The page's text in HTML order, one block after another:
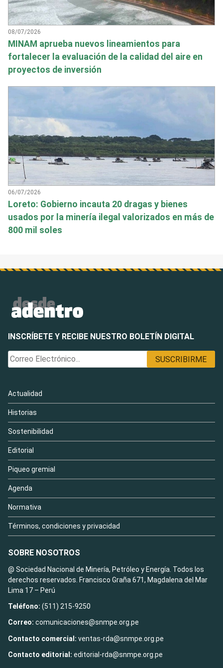
08/07/2026
MINAM aprueba nuevos lineamientos para
fortalecer la evaluación de la calidad del aire en
proyectos de inversión
06/07/2026
Loreto: Gobierno incauta 20 dragas y bienes
usados por la minería ilegal valorizados en más de
800 mil soles
INSCRÍBETE Y RECIBE NUESTRO BOLETÍN DIGITAL
Actualidad
Historias
Sostenibilidad
Editorial
Piqueo gremial
Agenda
Normativa
Términos, condiciones y privacidad
SOBRE NOSOTROS
@ Sociedad Nacional de Minería, Petróleo y Energía. Todos los
derechos reservados. Francisco Graña 671, Magdalena del Mar
Lima 17 – Perú
Teléfono: (511) 215-9250
Correo: comunicaciones@snmpe.org.pe
Contacto comercial: ventas-rda@snmpe.org.pe
Contacto editorial: editorial-rda@snmpe.org.pe